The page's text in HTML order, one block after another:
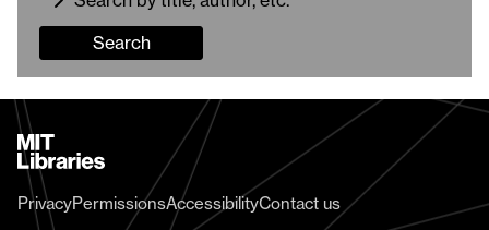
Search
MIT
Libraries
home
PrivacyPermissionsAccessibilityContact us